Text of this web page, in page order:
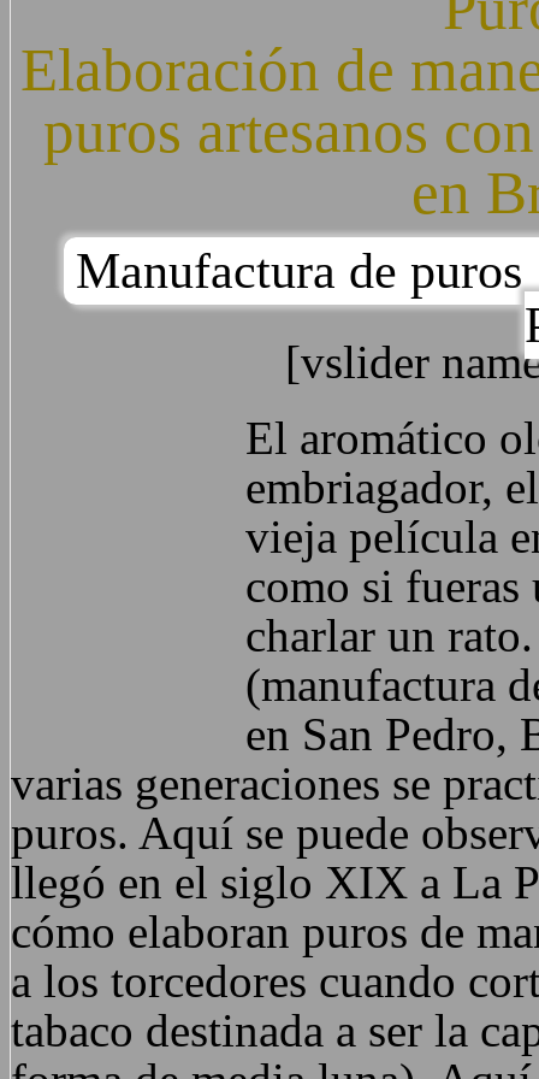
Elaboración de
puros artesanos
en
Manufactura de puros
[vslider
El aromático
embriagador,
vieja película
como si fueras
charlar un
(manufactura
en San Pedro,
varias generaciones se
puros. Aquí se puede
llegó en el siglo XIX a La
cómo elaboran puros de
a los torcedores cuando
tabaco destinada a ser la